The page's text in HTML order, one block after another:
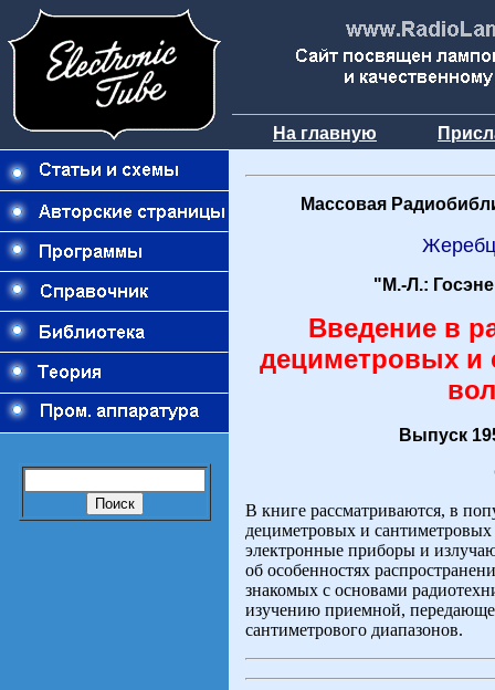
На главную
Массовая
"М.-Л.:
Введение в
дециметровых и
Выпуск
В книге рассматриваются, в
дециметровых и
электронные приборы и
об особенностях
знакомых с основами
изучению приемной,
сантиметрового диапазонов.